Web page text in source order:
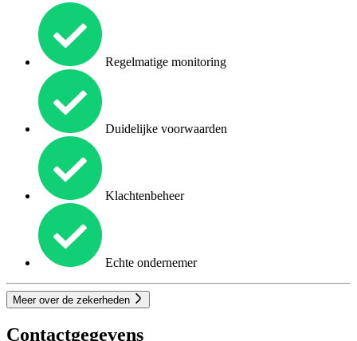
Regelmatige monitoring
Duidelijke voorwaarden
Klachtenbeheer
Echte ondernemer
Meer over de zekerheden
Contactgegevens